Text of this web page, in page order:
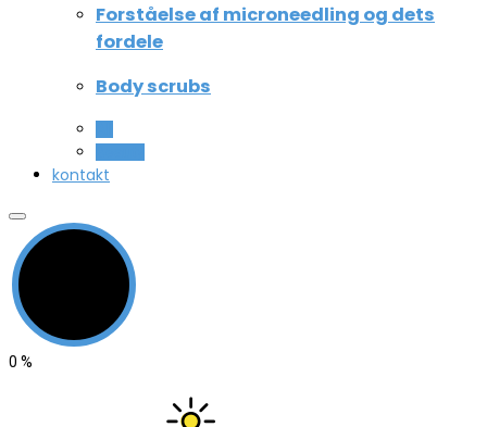
Forståelse af microneedling og dets
fordele
Body scrubs
kontakt
0 %